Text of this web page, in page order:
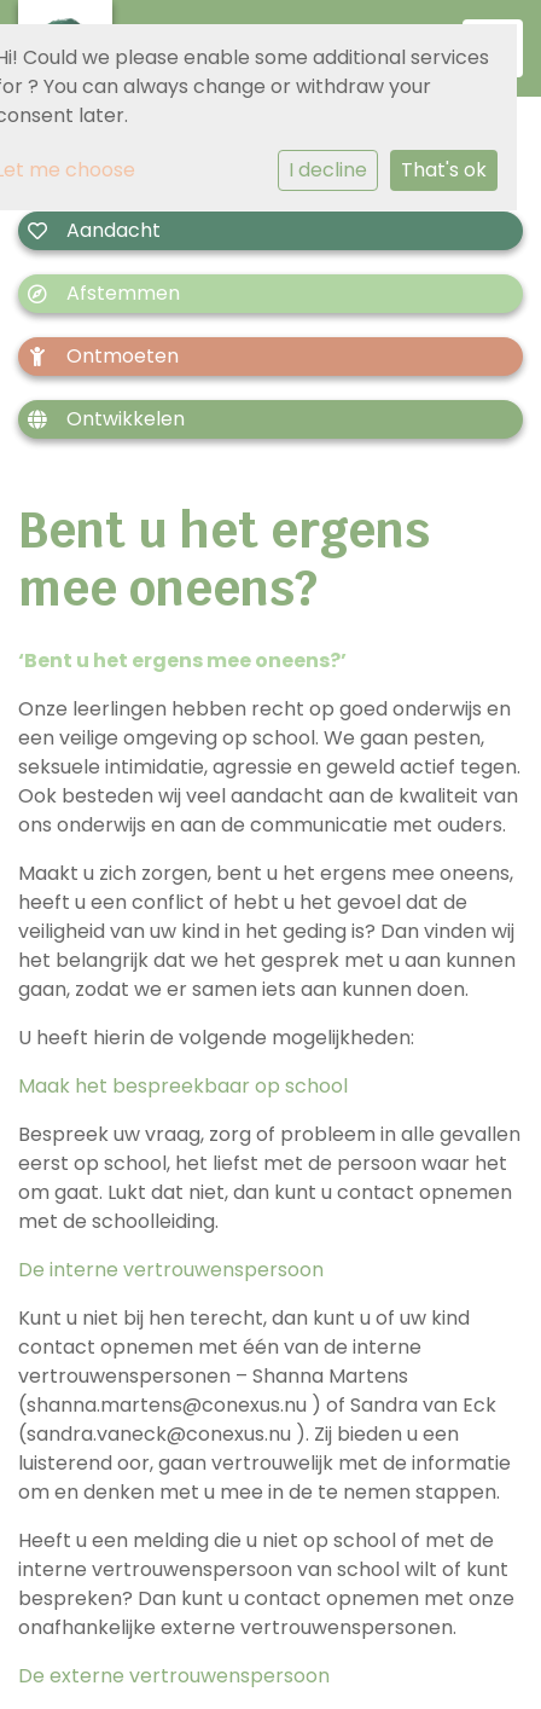
Aandacht
Afstemmen
Ontmoeten
Ontwikkelen
Bent u het ergens
mee oneens?
‘Bent u het ergens mee oneens?’
Onze leerlingen hebben recht op goed onderwijs en
een veilige omgeving op school. We gaan pesten,
seksuele intimidatie, agressie en geweld actief tegen.
Ook besteden wij veel aandacht aan de kwaliteit van
ons onderwijs en aan de communicatie met ouders.
Maakt u zich zorgen, bent u het ergens mee oneens,
heeft u een conflict of hebt u het gevoel dat de
veiligheid van uw kind in het geding is? Dan vinden wij
het belangrijk dat we het gesprek met u aan kunnen
gaan, zodat we er samen iets aan kunnen doen.
U heeft hierin de volgende mogelijkheden:
Maak het bespreekbaar op school
Bespreek uw vraag, zorg of probleem in alle gevallen
eerst op school, het liefst met de persoon waar het
om gaat. Lukt dat niet, dan kunt u contact opnemen
met de schoolleiding.
De interne vertrouwenspersoon
Kunt u niet bij hen terecht, dan kunt u of uw kind
contact opnemen met één van de interne
vertrouwenspersonen – Shanna Martens
(shanna.martens@conexus.nu ) of Sandra van Eck
(sandra.vaneck@conexus.nu ). Zij bieden u een
luisterend oor, gaan vertrouwelijk met de informatie
om en denken met u mee in de te nemen stappen.
Heeft u een melding die u niet op school of met de
interne vertrouwenspersoon van school wilt of kunt
bespreken? Dan kunt u contact opnemen met onze
onafhankelijke externe vertrouwenspersonen.
De externe vertrouwenspersoon
Could we please enable some additional services
? You can always change or withdraw your
later.
me choose
I decline That's ok